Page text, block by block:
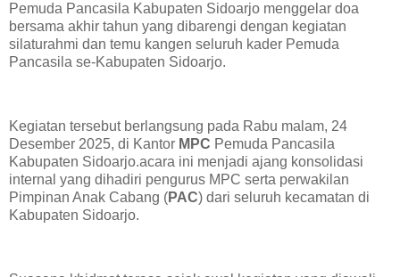
Pemuda Pancasila Kabupaten Sidoarjo menggelar doa
bersama akhir tahun yang dibarengi dengan kegiatan
silaturahmi dan temu kangen seluruh kader Pemuda
Pancasila se-Kabupaten Sidoarjo.
Kegiatan tersebut berlangsung pada Rabu malam, 24
Desember 2025, di Kantor MPC Pemuda Pancasila
Kabupaten Sidoarjo.acara ini menjadi ajang konsolidasi
internal yang dihadiri pengurus MPC serta perwakilan
Pimpinan Anak Cabang (PAC) dari seluruh kecamatan di
Kabupaten Sidoarjo.